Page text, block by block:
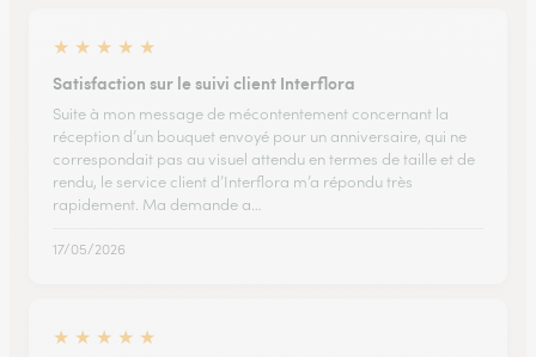
★ ★ ★ ★ ★
Satisfaction sur le suivi client Interflora
Suite à mon message de mécontentement concernant la
réception d’un bouquet envoyé pour un anniversaire, qui ne
correspondait pas au visuel attendu en termes de taille et de
rendu, le service client d’Interflora m’a répondu très
rapidement. Ma demande a…
17/05/2026
★ ★ ★ ★ ★